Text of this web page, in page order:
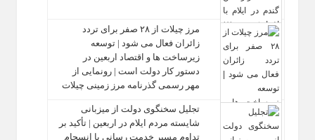
مرز چیلات از ۲۸ صفر برای تردد
زائران فعال می‌ شود | توسعه
زیرساخت‌ ها و اقتصاد اربعین در
دستور کار دولت است | رونمایی از
مهر رسمی گذرنامه مرز زمینی چیلات
تجلیل سخنگوی دولت از میزبانی
شایسته مردم ایلام در اربعین | تأکید بر
تداوم مسیر خدمت‌ رسانی با انسجام